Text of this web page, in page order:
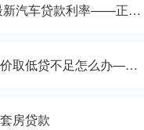
新汽车贷款利率——正规
取低贷不足怎么办——
房贷款